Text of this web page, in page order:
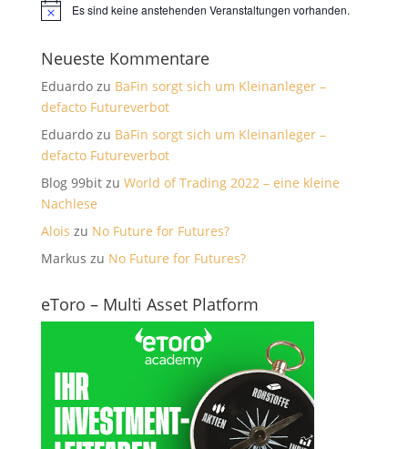
HinweisEs sind keine anstehenden Veranstaltungen vorhanden.
Neueste Kommentare
Eduardozu BaFin sorgt sich um Kleinanleger –
defacto Futureverbot
Eduardozu BaFin sorgt sich um Kleinanleger –
defacto Futureverbot
Blog 99bitzu World of Trading 2022 – eine kleine
Nachlese
Alois zu No Future for Futures?
Markus zu No Future for Futures?
eToro – Multi Asset Platform